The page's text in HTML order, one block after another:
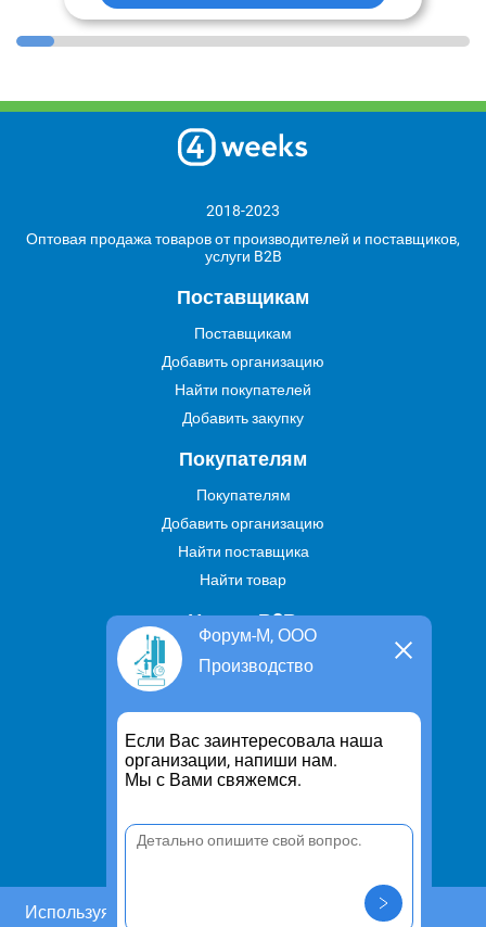
Форум-М, ООО
Производство
Если Вас заинтересовала наша
организации, напиши нам.
Мы с Вами свяжемся.
Используя этот сайт, Вы даете согласие на
2018-2023
Оптовая продажа товаров от производителей и поставщиков,
услуги B2B
Поставщикам
Поставщикам
Добавить организацию
Найти покупателей
Добавить закупку
Покупателям
Покупателям
Добавить организацию
Найти поставщика
Найти товар
Услуги В2В
Найти услугу
Предложить свою услугу
Дропшиппинг
Транспортные услуги
Информация
Политика конфиденциальности